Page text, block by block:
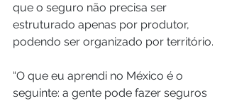
que o seguro não precisa ser
estruturado apenas por produtor,
podendo ser organizado por território.
“O que eu aprendi no México é o
seguinte: a gente pode fazer seguros